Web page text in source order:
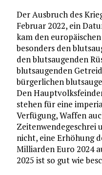
Der Ausbruch des
Februar 2022, ein
kam den
besonders den
den blutsaugenden
blutsaugenden
bürgerlichen
Den
stehen für eine
Verfügung, Waffen
Zeitenwendegeschrei
nicht, eine Erhöhung
Milliarden Euro 2024
2025 ist so gut wie